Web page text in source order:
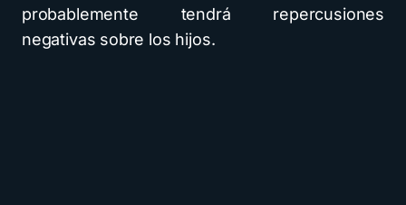
probablemente tendrá repercusiones
negativas sobre los hijos.